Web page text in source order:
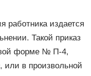
работника издается
Такой приказ
форме № П-4,
в произвольной